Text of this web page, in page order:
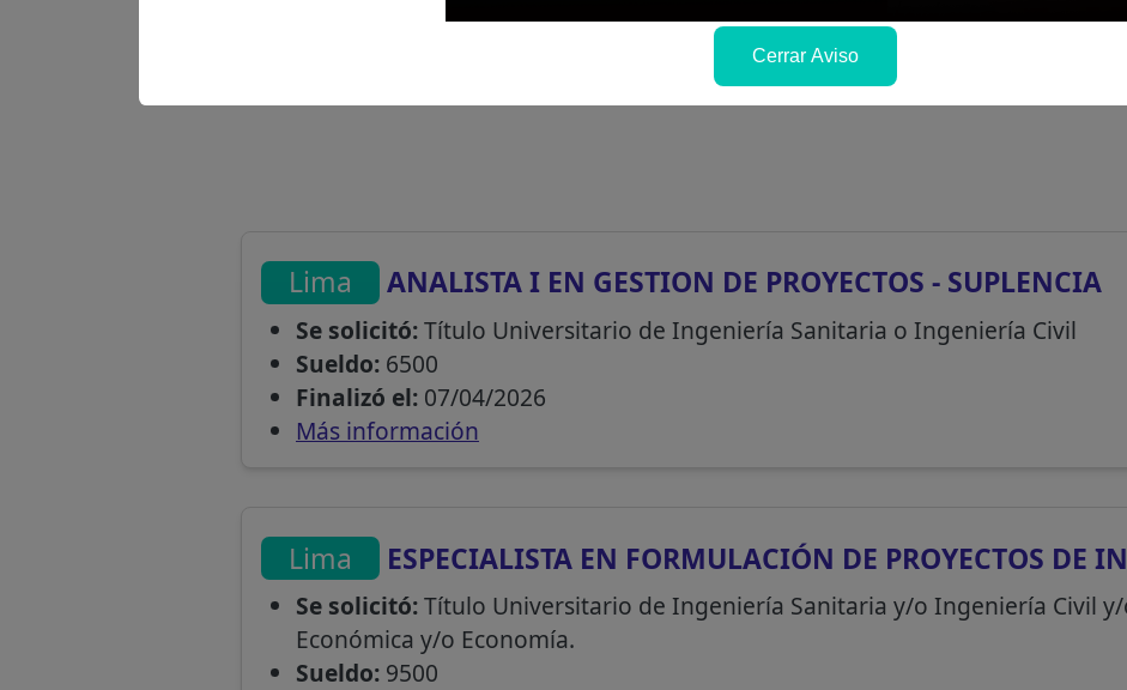
Lima ANALISTA I EN GESTION DE PROYECTOS - SUPLENCIA
Se solicitó:Título Universitario de Ingeniería Sanitaria o Ingeniería Civil
Sueldo:6500
Finalizó el:07/04/2026
Más información
Lima ESPECIALISTA EN FORMULACIÓN DE PROYECTOS DE
Se solicitó:Título Universitario de Ingeniería Sanitaria y/o Ingeniería Civil
Económica y/o Economía.
Sueldo:9500
Cerrar Aviso